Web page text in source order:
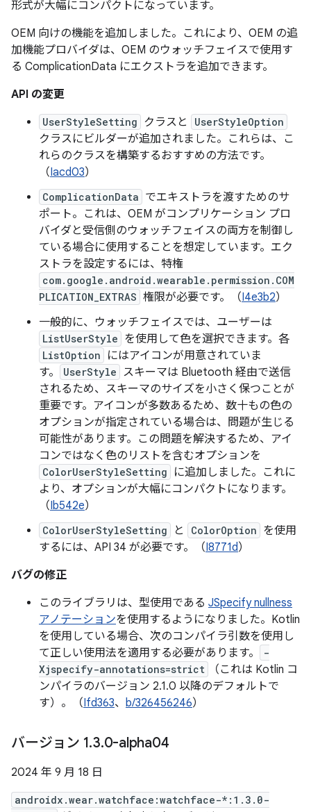
形式が大幅にコンパクトになっています。
OEM 向けの機能を追加しました。これにより、OEM の追
加機能プロバイダは、OEM のウォッチフェイスで使用す
る ComplicationData にエクストラを追加できます。
API の変更
UserStyleSetting クラスと UserStyleOption
クラスにビルダーが追加されました。これらは、こ
れらのクラスを構築するおすすめの方法です。
（Iacd03）
ComplicationData でエキストラを渡すためのサ
ポート。これは、OEM がコンプリケーション プロ
バイダと受信側のウォッチフェイスの両方を制御し
ている場合に使用することを想定しています。エク
ストラを設定するには、特権
com.google.android.wearable.permission.COM
PLICATION_EXTRAS 権限が必要です。（I4e3b2）
一般的に、ウォッチフェイスでは、ユーザーは
ListUserStyle を使用して色を選択できます。各
ListOption
にはアイコンが用意されていま
す。
UserStyle スキーマは Bluetooth 経由で送信
されるため、スキーマのサイズを小さく保つことが
重要です。アイコンが多数あるため、数十もの色の
オプションが指定されている場合は、問題が生じる
可能性があります。この問題を解決するため、アイ
コンではなく色のリストを含むオプションを
ColorUserStyleSetting
に追加しました。これに
より、オプションが大幅にコンパクトになります。
（Ib542e）
ColorUserStyleSetting と ColorOption を使用
するには、API 34 が必要です。（I8771d）
バグの修正
このライブラリは、型使用である JSpecify nullness
アノテーションを使用するようになりました。Kotlin
を使用している場合、次のコンパイラ引数を使用し
て正しい使用法を適用する必要があります。
-
Xjspecify-annotations=strict
（これは Kotlin コ
ンパイラのバージョン 2.1.0 以降のデフォルトで
す）。（Ifd363、 b/326456246）
バージョン 1.3.0-alpha04
2024 年 9 月 18 日
androidx.wear.watchface:watchface-*:1.3.0-